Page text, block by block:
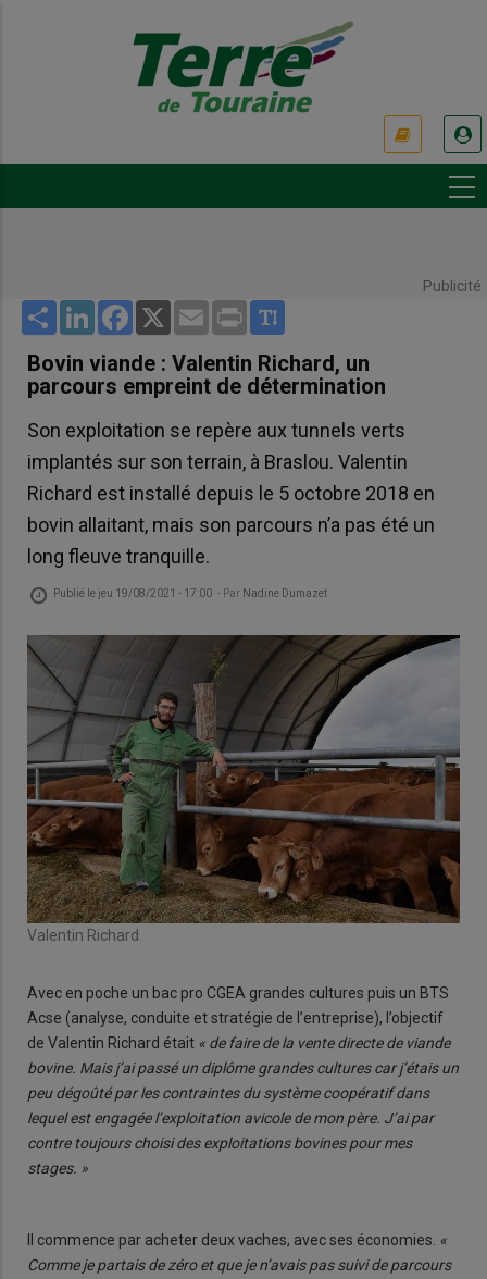
Publicité
Share LinkedInFacebook
X Email Print
Bovin viande : Valentin Richard, un
parcours empreint de détermination
Son exploitation se repère aux tunnels verts
implantés sur son terrain, à Braslou. Valentin
Richard est installé depuis le 5 octobre 2018 en
bovin allaitant, mais son parcours n’a pas été un
long fleuve tranquille.
Publié le jeu 19/08/2021 - 17:00 - Par Nadine Dumazet
Valentin Richard
Avec en poche un bac pro CGEA grandes cultures puis un BTS
Acse (analyse, conduite et stratégie de l’entreprise), l’objectif
de Valentin Richard était « de faire de la vente directe de viande
bovine. Mais j’ai passé un diplôme grandes cultures car j’étais un
peu dégoûté par les contraintes du système coopératif dans
lequel est engagée l’exploitation avicole de mon père. J’ai par
contre toujours choisi des exploitations bovines pour mes
stages. »
Il commence par acheter deux vaches, avec ses économies. «
Comme je partais de zéro et que je n’avais pas suivi de parcours